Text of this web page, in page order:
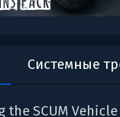
Системные
the SCUM